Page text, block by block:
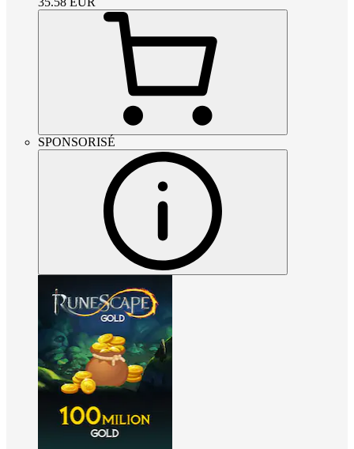
SPONSORISÉ